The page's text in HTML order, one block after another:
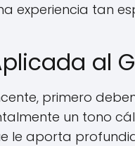
experiencia tan
al
primero
un tono
le aporta